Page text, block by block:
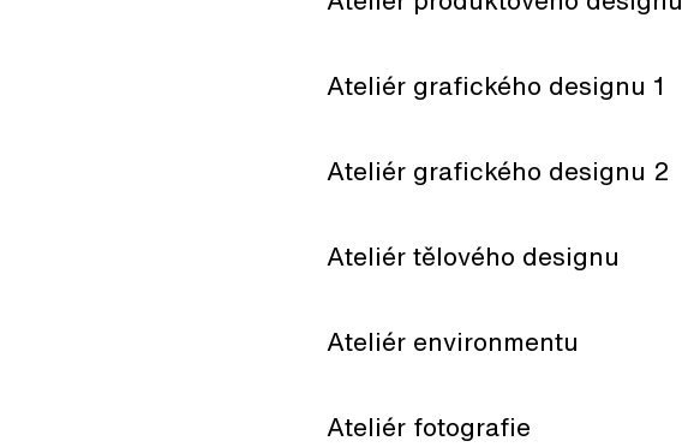
Ateliér grafického designu 1
Ateliér grafického designu 2
Ateliér tělového designu
Ateliér environmentu
Ateliér fotografie